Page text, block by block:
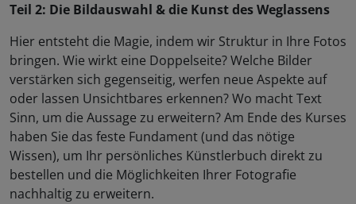
Teil 2: Die Bildauswahl & die Kunst des Weglassens
Hier entsteht die Magie, indem wir Struktur in Ihre Fotos
bringen. Wie wirkt eine Doppelseite? Welche Bilder
verstärken sich gegenseitig, werfen neue Aspekte auf
oder lassen Unsichtbares erkennen? Wo macht Text
Sinn, um die Aussage zu erweitern? Am Ende des Kurses
haben Sie das feste Fundament (und das nötige
Wissen), um Ihr persönliches Künstlerbuch direkt zu
bestellen und die Möglichkeiten Ihrer Fotografie
nachhaltig zu erweitern.